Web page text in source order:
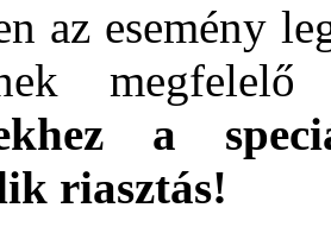
az esemény
a
riasztás!